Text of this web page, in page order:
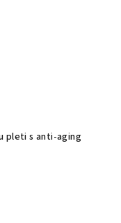
pleti s anti-aging